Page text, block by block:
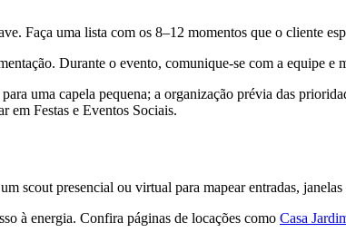
Faça uma lista com os 8–12 momentos que o cliente
Durante o evento, comunique-se com a equipe
uma capela pequena; a organização prévia das
em Festas e Eventos Sociais.
scout presencial ou virtual para mapear entradas,
à energia. Confira páginas de locações como Casa